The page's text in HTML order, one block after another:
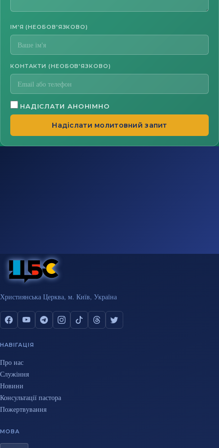
ІМ'Я (НЕОБОВ'ЯЗКОВО)
КОНТАКТИ (НЕОБОВ'ЯЗКОВО)
НАДІСЛАТИ АНОНІМНО
Надіслати молитовний запит
Християнська Церква, м. Київ, Україна
НАВІГАЦІЯ
Про нас
Служіння
Новини
Консультації пастора
Пожертвування
МОВА